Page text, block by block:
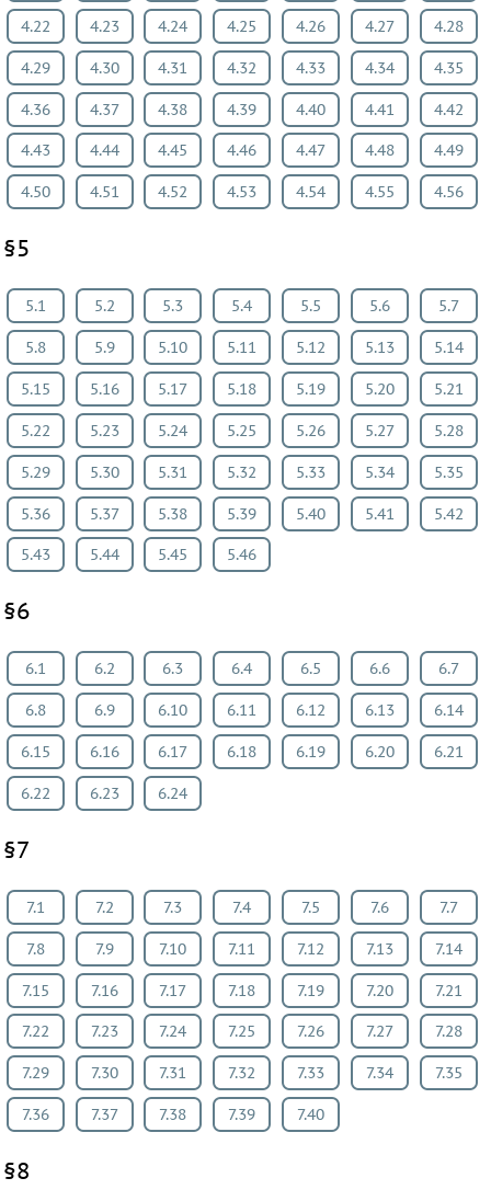
4.22 4.23 4.24 4.25 4.26 4.27 4.28
4.29 4.30 4.31 4.32 4.33 4.34 4.35
4.36 4.37 4.38 4.39 4.40 4.41 4.42
4.43 4.44 4.45 4.46 4.47 4.48 4.49
4.50 4.51 4.52 4.53 4.54 4.55 4.56
§5
5.1 5.2 5.3 5.4 5.5 5.6 5.7
5.8 5.9 5.10 5.11 5.12 5.13 5.14
5.15 5.16 5.17 5.18 5.19 5.20 5.21
5.22 5.23 5.24 5.25 5.26 5.27 5.28
5.29 5.30 5.31 5.32 5.33 5.34 5.35
5.36 5.37 5.38 5.39 5.40 5.41 5.42
5.43 5.44 5.45 5.46
§6
6.1 6.2 6.3 6.4 6.5 6.6 6.7
6.8 6.9 6.10 6.11 6.12 6.13 6.14
6.15 6.16 6.17 6.18 6.19 6.20 6.21
6.22 6.23 6.24
§7
7.1 7.2 7.3 7.4 7.5 7.6 7.7
7.8 7.9 7.10 7.11 7.12 7.13 7.14
7.15 7.16 7.17 7.18 7.19 7.20 7.21
7.22 7.23 7.24 7.25 7.26 7.27 7.28
7.29 7.30 7.31 7.32 7.33 7.34 7.35
7.36 7.37 7.38 7.39 7.40
§8